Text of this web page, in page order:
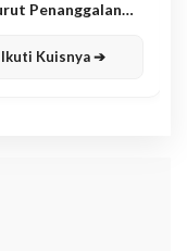
Penanggalan
Ikuti Kuisnya ➔